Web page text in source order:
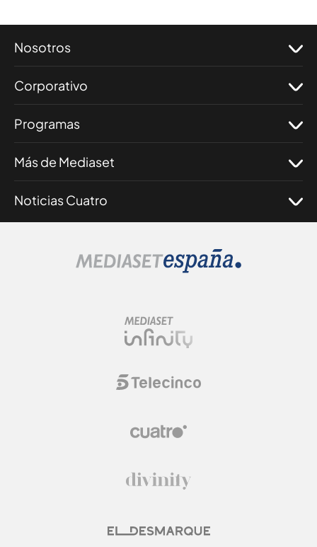
Nosotros
Corporativo
Programas
Más de Mediaset
Noticias Cuatro